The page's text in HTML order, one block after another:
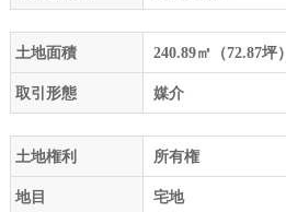
土地面積 240.89㎡（72.87坪）
取引形態 媒介
土地権利 所有権
地目 宅地